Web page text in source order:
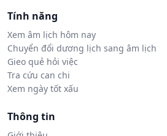
Tính năng
Xem âm lịch hôm nay
Chuyển đổi dương lịch sang âm lịch
Gieo quẻ hỏi việc
Tra cứu can chi
Xem ngày tốt xấu
Thông tin